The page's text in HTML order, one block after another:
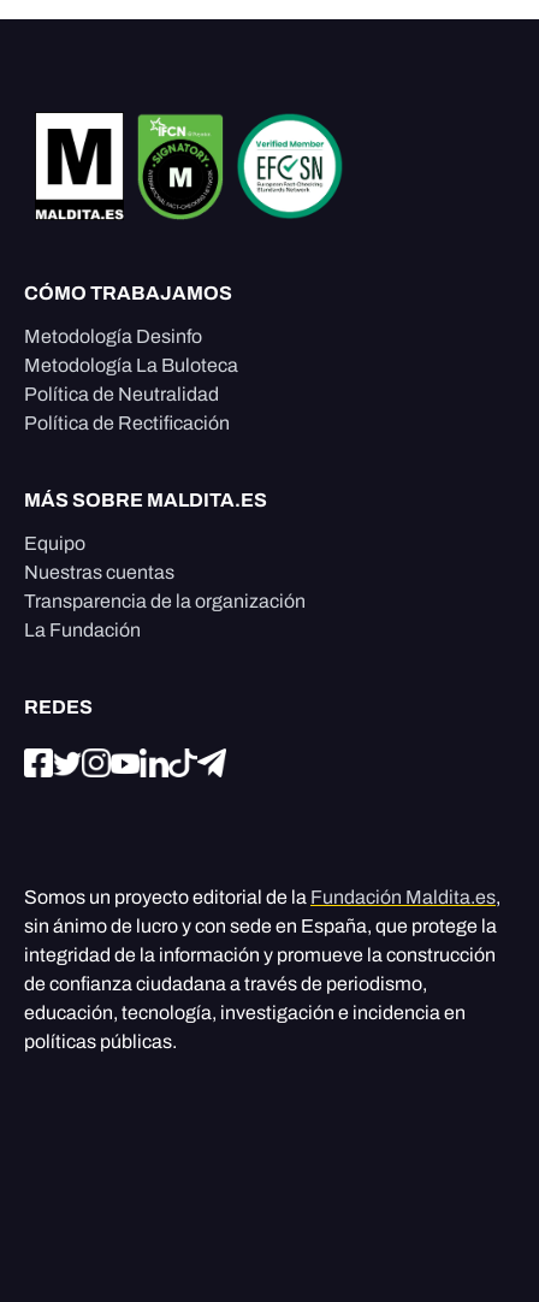
CÓMO TRABAJAMOS
Metodología Desinfo
Metodología La Buloteca
Política de Neutralidad
Política de Rectificación
MÁS SOBRE MALDITA.ES
Equipo
Nuestras cuentas
Transparencia de la organización
La Fundación
REDES
Somos un proyecto editorial de la Fundación Maldita.es,
sin ánimo de lucro y con sede en España, que protege la
integridad de la información y promueve la construcción
de confianza ciudadana a través de periodismo,
educación, tecnología, investigación e incidencia en
políticas públicas.